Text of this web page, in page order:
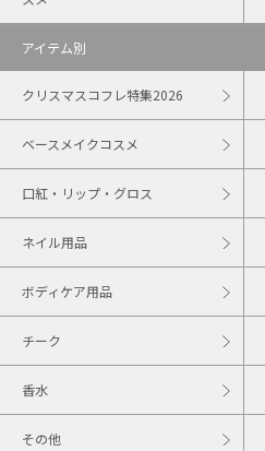
アイテム別
クリスマスコフレ特集2026
ベースメイクコスメ
口紅・リップ・グロス
ネイル用品
ボディケア用品
チーク
香水
その他